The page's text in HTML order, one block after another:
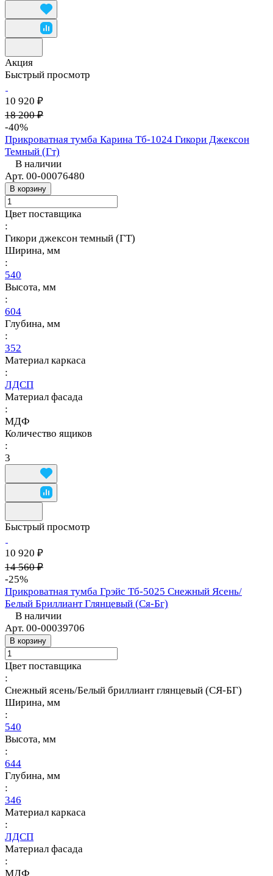
Акция
Быстрый просмотр
10 920 ₽
18 200 ₽
-40%
Прикроватная тумба Карина Тб-1024 Гикори Джексон
Темный (Гт)
В наличии
Арт. 00-00076480
В корзину
Цвет поставщика
:
Гикори джексон темный (ГТ)
Ширина, мм
:
540
Высота, мм
:
604
Глубина, мм
:
352
Материал каркаса
:
ЛДСП
Материал фасада
:
МДФ
Количество ящиков
:
3
Быстрый просмотр
10 920 ₽
14 560 ₽
-25%
Прикроватная тумба Грэйс Тб-5025 Снежный Ясень/
Белый Бриллиант Глянцевый (Ся-Бг)
В наличии
Арт. 00-00039706
В корзину
Цвет поставщика
:
Снежный ясень/Белый бриллиант глянцевый (СЯ-БГ)
Ширина, мм
:
540
Высота, мм
:
644
Глубина, мм
:
346
Материал каркаса
:
ЛДСП
Материал фасада
:
МДФ